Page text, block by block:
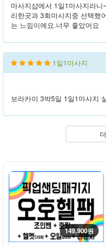
마사지샵에서 1일1마사지라
리한곳과 3회마사지중 선택했
는 느낌이에요.너무 좋았어요
1일1마사지
보라카이 3박5일 1일1마사지
149,900원